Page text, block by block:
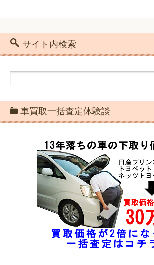
サイト内検索
車買取一括査定体験談